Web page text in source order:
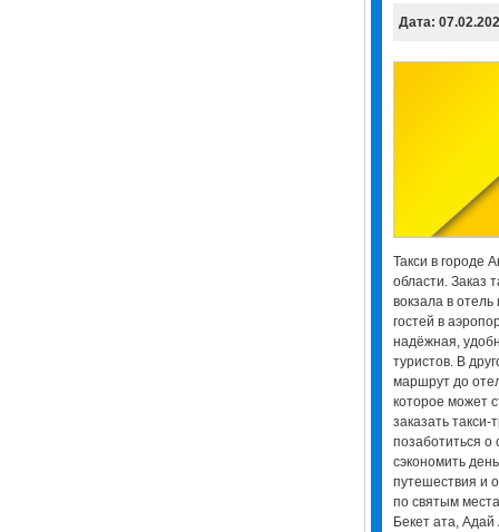
Дата:
Такси в городе
области. Заказ
вокзала в
гостей в
надёжная,
туристов. В
маршрут до
которое может
заказать
позаботиться о
сэкономить
путешествия и
по святым
Бекет ата,